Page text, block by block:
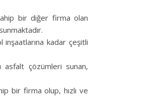
bir diğer firma olan
kadar çeşitli
asfalt çözümleri sunan,
bir firma olup, hızlı ve